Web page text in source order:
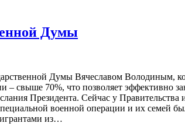
Думы
Думы Вячеславом Володиным,
свыше 70%, что позволяет эффективно
Президента. Сейчас у
военной операции и их семей
из…